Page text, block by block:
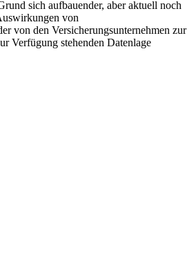
sich aufbauender, aber aktuell noch
von
von den Versicherungsunternehmen zur
Verfügung stehenden Datenlage